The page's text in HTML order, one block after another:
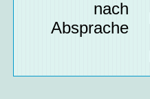
nach
Absprache